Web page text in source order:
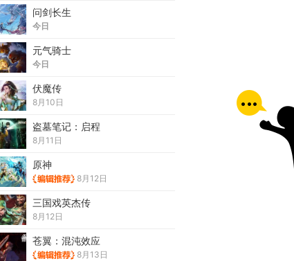
问剑长生
今日
元气骑士
今日
伏魔传
8月10日
盗墓笔记：启程
8月11日
原神
8月12日
三国戏英杰传
8月12日
苍翼：混沌效应
8月13日